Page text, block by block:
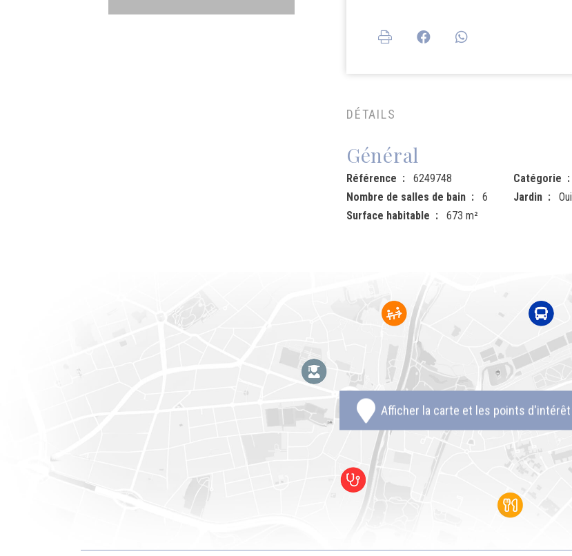
DÉTAILS
Général
Référence 6249748 Catégorie
Nombre de salles de bain
6 Jardin Oui
Surface habitable
673 m²
Afficher la carte et les points d'intérêt